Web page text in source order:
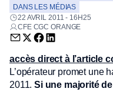
DANS LES MÉDIAS
22 AVRIL 2011 - 16H25
CFE CGC ORANGE
Envoyer par email
Partager sur Twitter
Partager sur
Partager sur
accès direct à l’article
L’opérateur promet une
2011.Si une majorité